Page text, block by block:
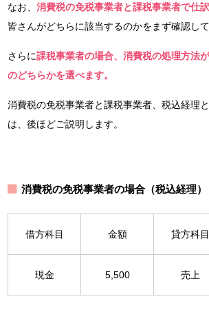
なお、消費税の免税事業者と課税事業者で仕
皆さんがどちらに該当するのかをまず確認して
さらに課税事業者の場合、消費税の処理方法
のどちらかを選べます。
消費税の免税事業者と課税事業者、税込経理
は、後ほどご説明します。
消費税の免税事業者の場合（税込経理）
借方科目 金額 貸方科目
現金 5,500 売上